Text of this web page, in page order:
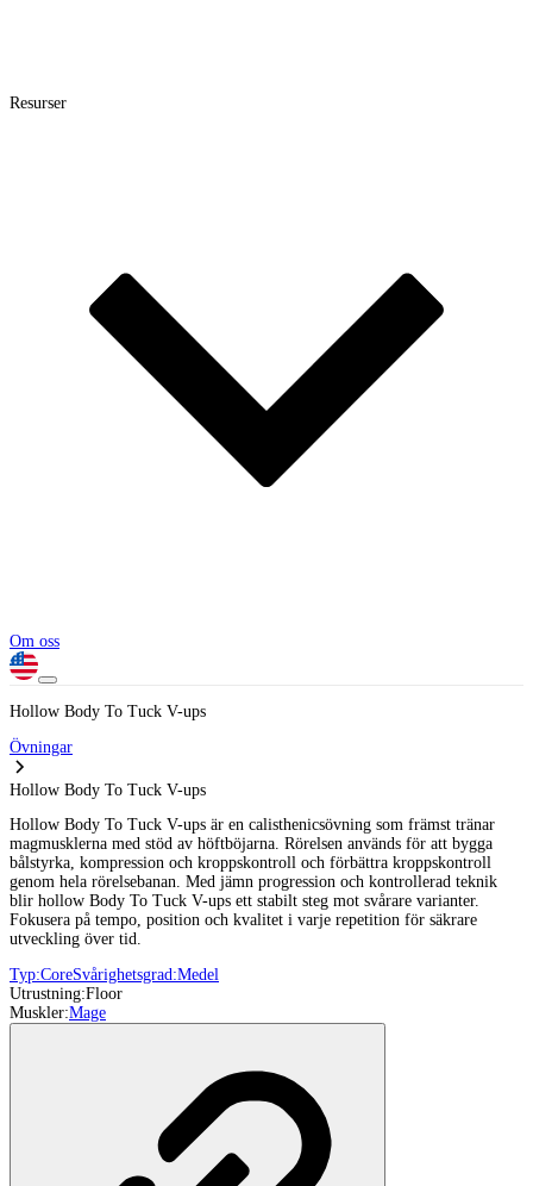
Resurser
Om oss
Hollow Body To Tuck V-ups
Övningar
Hollow Body To Tuck V-ups
Hollow Body To Tuck V-ups är en calisthenicsövning som främst tränar
magmusklerna med stöd av höftböjarna. Rörelsen används för att bygga
bålstyrka, kompression och kroppskontroll och förbättra kroppskontroll
genom hela rörelsebanan. Med jämn progression och kontrollerad teknik
blir hollow Body To Tuck V-ups ett stabilt steg mot svårare varianter.
Fokusera på tempo, position och kvalitet i varje repetition för säkrare
utveckling över tid.
Typ:CoreSvårighetsgrad:Medel
Utrustning:Floor
Muskler:Mage